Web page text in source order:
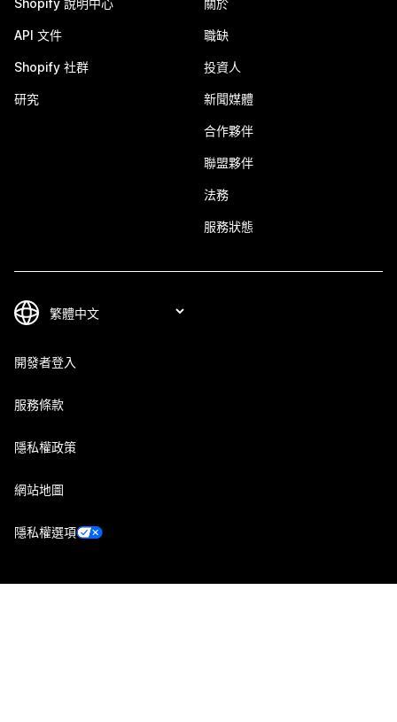
Shopify 說明中心
API 文件
Shopify 社群
研究
關於
職缺
投資人
新聞媒體
合作夥伴
聯盟夥伴
法務
服務狀態
開發者登入
服務條款
隱私權政策
網站地圖
隱私權選項